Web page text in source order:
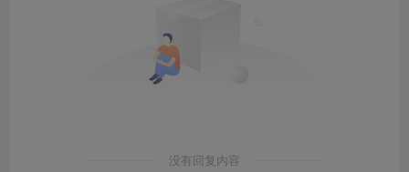
没有回复内容